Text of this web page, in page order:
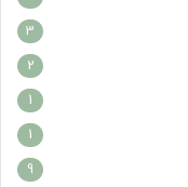
3
2
1
1
9